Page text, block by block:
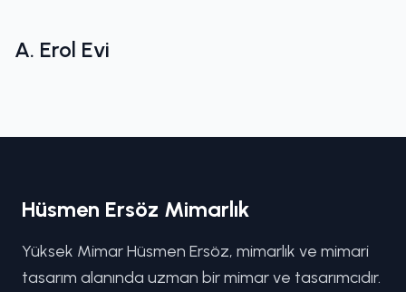
A. Erol Evi
Hüsmen Ersöz Mimarlık
Yüksek Mimar Hüsmen Ersöz, mimarlık ve mimari
tasarım alanında uzman bir mimar ve tasarımcıdır.